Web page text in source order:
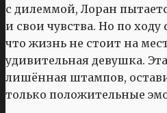
с дилеммой, Лоран
и свои чувства. Но по
что жизнь не стоит на
удивительная девушка.
лишённая штампов,
только положительные